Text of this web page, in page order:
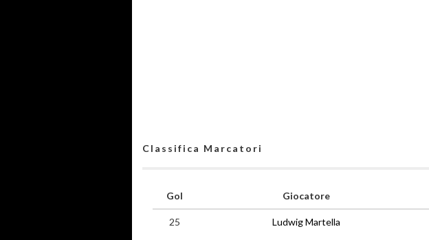
Classifica Marcatori
Gol Giocatore
25 Ludwig Martella